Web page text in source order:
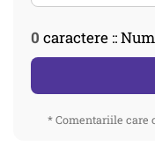
0 caractere ::
* Comentariile care